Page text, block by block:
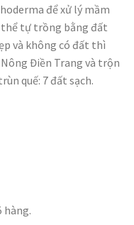
để xử lý mầm
thể tự trồng bằng đất
và không có đất thì
Điền Trang và trộn
quế: 7 đất sạch.
hàng.